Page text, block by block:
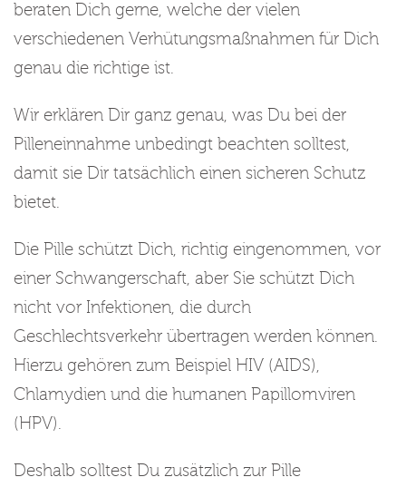
beraten Dich gerne, welche der vielen
verschiedenen Verhütungsmaßnahmen für Dich
genau die richtige ist.
Wir erklären Dir ganz genau, was Du bei der
Pilleneinnahme unbedingt beachten solltest,
damit sie Dir tatsächlich einen sicheren Schutz
bietet.
Die Pille schützt Dich, richtig eingenommen, vor
einer Schwangerschaft, aber Sie schützt Dich
nicht vor Infektionen, die durch
Geschlechtsverkehr übertragen werden können.
Hierzu gehören zum Beispiel HIV (AIDS),
Chlamydien und die humanen Papillomviren
(HPV).
Deshalb solltest Du zusätzlich zur Pille